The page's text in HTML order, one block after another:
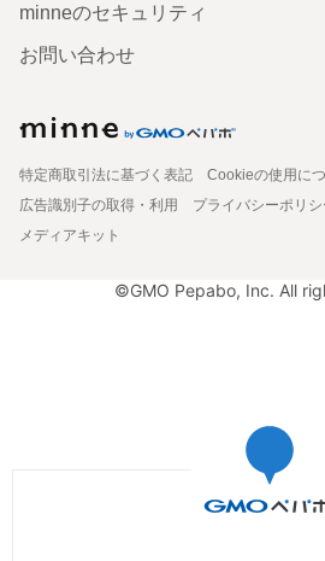
minneのセキュリティ
お問い合わせ
特定商取引法に基づく表記
Cookieの使用に
広告識別子の取得・利用
プライバシーポリシ
メディアキット
©GMO Pepabo, Inc. All